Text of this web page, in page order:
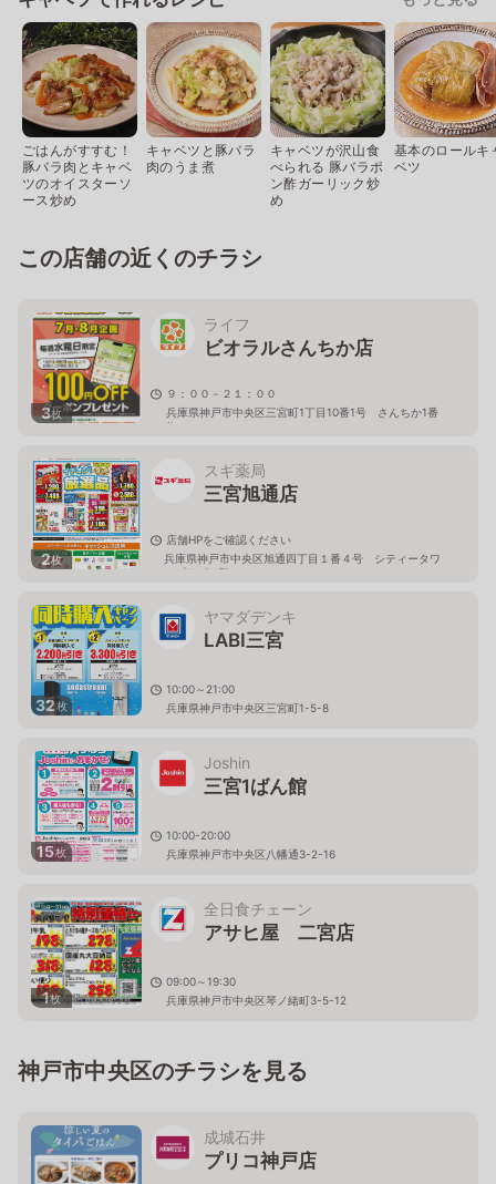
ごはんがすすむ！
豚バラ肉とキャベ
ツのオイスターソ
ース炒め
キャベツと豚バラ
肉のうま煮
キャベツが沢山食
べられる 豚バラポ
ン酢ガーリック炒
め
基本のロールキ
ベツ
この店舗の近くのチラシ
3枚
ライフ
ビオラルさんちか店
９：００－２１：００
兵庫県神戸市中央区三宮町1丁目10番1号 さんちか1番
街
2枚
スギ薬局
三宮旭通店
店舗HPをご確認ください
兵庫県神戸市中央区旭通四丁目１番４号 シティータワ
ープラザ２階
32枚
ヤマダデンキ
LABI三宮
10:00～21:00
兵庫県神戸市中央区三宮町1-5-8
15枚
Joshin
三宮1ばん館
10:00-20:00
兵庫県神戸市中央区八幡通3-2-16
1枚
全日食チェーン
アサヒ屋 二宮店
09:00～19:30
兵庫県神戸市中央区琴ノ緒町3-5-12
神戸市中央区のチラシを見る
成城石井
プリコ神戸店